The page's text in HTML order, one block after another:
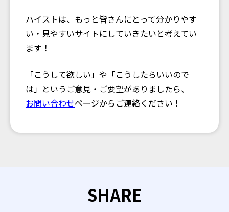
ハイストは、もっと皆さんにとって分かりやす
い・見やすいサイトにしていきたいと考えてい
ます！
「こうして欲しい」や「こうしたらいいので
は」というご意見・ご要望がありましたら、
お問い合わせページからご連絡ください！
SHARE